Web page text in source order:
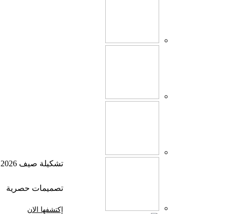
تشكيلة صيف 2026
تصميمات حصرية
إكتشفها الان